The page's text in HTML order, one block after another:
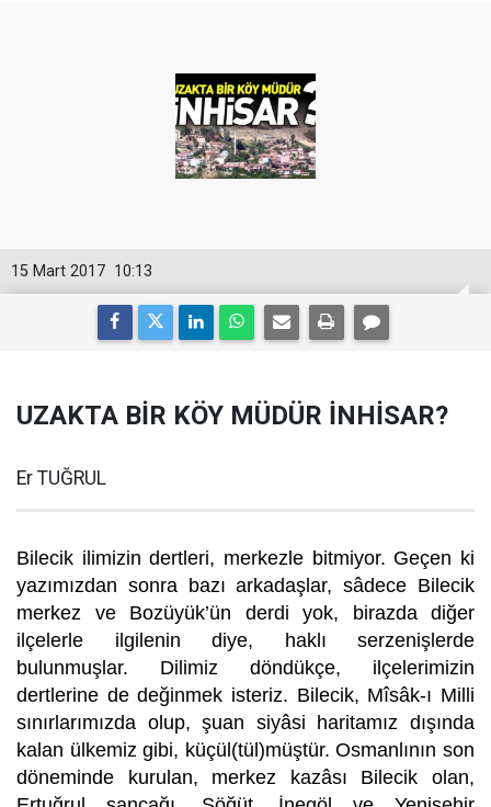
10:13
15 Mart 2017
UZAKTA BİR KÖY MÜDÜR İNHİSAR?
Er TUĞRUL
Bilecik ilimizin dertleri, merkezle bitmiyor. Geçen ki
yazımızdan sonra bazı arkadaşlar, sâdece Bilecik
merkez ve Bozüyük’ün derdi yok, birazda diğer
ilçelerle ilgilenin diye, haklı serzenişlerde
bulunmuşlar. Dilimiz döndükçe, ilçelerimizin
dertlerine de değinmek isteriz. Bilecik, Mîsâk-ı Milli
sınırlarımızda olup, şuan siyâsi haritamız dışında
kalan ülkemiz gibi, küçül(tül)müştür. Osmanlının son
döneminde kurulan, merkez kazâsı Bilecik olan,